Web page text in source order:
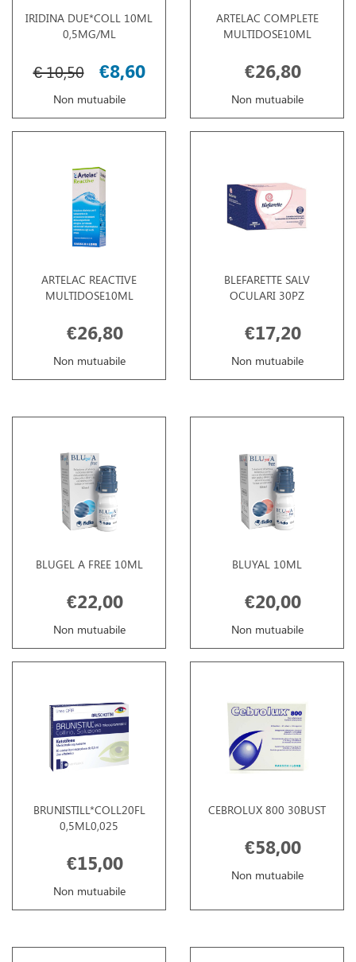
IRIDINA DUE*COLL 10ML
0,5MG/ML
€ 10,50 €8,60
Non mutuabile
ARTELAC COMPLETE
MULTIDOSE10ML
€26,80
Non mutuabile
ARTELAC REACTIVE
MULTIDOSE10ML
€26,80
Non mutuabile
BLEFARETTE SALV
OCULARI 30PZ
€17,20
Non mutuabile
BLUGEL A FREE 10ML
€22,00
Non mutuabile
BLUYAL 10ML
€20,00
Non mutuabile
BRUNISTILL*COLL20FL
0,5ML0,025
€15,00
Non mutuabile
CEBROLUX 800 30BUST
€58,00
Non mutuabile